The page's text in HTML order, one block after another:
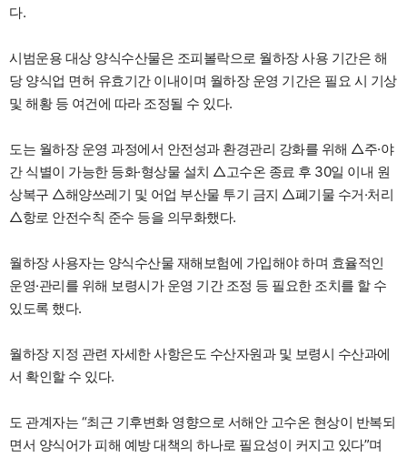
다.
시범운용 대상 양식수산물은 조피볼락으로 월하장 사용 기간은 해
당 양식업 면허 유효기간 이내이며 월하장 운영 기간은 필요 시 기상
및 해황 등 여건에 따라 조정될 수 있다.
도는 월하장 운영 과정에서 안전성과 환경관리 강화를 위해 △주·야
간 식별이 가능한 등화·형상물 설치 △고수온 종료 후 30일 이내 원
상복구 △해양쓰레기 및 어업 부산물 투기 금지 △폐기물 수거·처리
△항로 안전수칙 준수 등을 의무화했다.
월하장 사용자는 양식수산물 재해보험에 가입해야 하며 효율적인
운영·관리를 위해 보령시가 운영 기간 조정 등 필요한 조치를 할 수
있도록 했다.
월하장 지정 관련 자세한 사항은도 수산자원과 및 보령시 수산과에
서 확인할 수 있다.
도 관계자는 “최근 기후변화 영향으로 서해안 고수온 현상이 반복되
면서 양식어가 피해 예방 대책의 하나로 필요성이 커지고 있다”며